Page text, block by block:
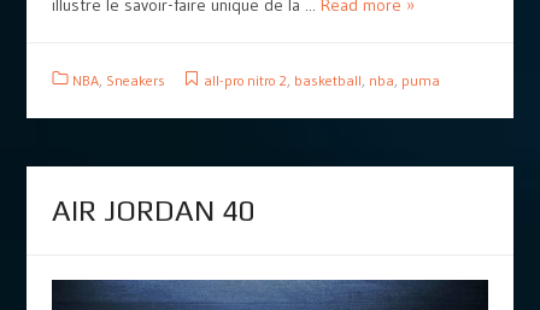
illustre le savoir-faire unique de la ... Read more »
NBA, Sneakers all-pro nitro 2 basketball nba puma
AIR JORDAN 40